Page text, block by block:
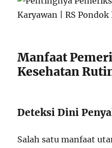
Manfaat
Kesehatan
Deteksi Dini
Salah satu manfaat